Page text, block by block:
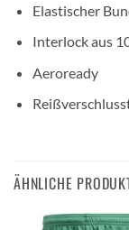
Elastischer
Interlock aus
Aeroready
ÄHNLICHE